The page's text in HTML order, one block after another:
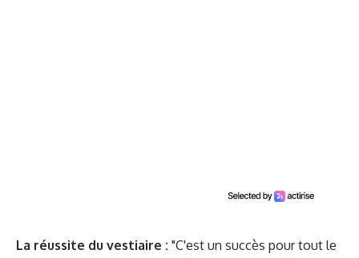
La réussite du vestiaire : "C'est un succès pour tout le